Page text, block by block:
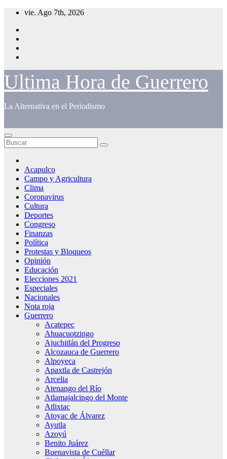
Saltar
contenido
vie. Ago 7th, 2026
Ultima Hora de Guerrero
La Alternativa en el Periodismo
Acapulco
Campo y Agricultura
Clima
Coronavirus
Cultura
Deportes
Congreso
Finanzas
Política
Protestas y Bloqueos
Opinión
Educación
Elecciones 2021
Especiales
Nacionales
Nota roja
Guerrero
Acatepec
Ahuacuotzingo
Ajuchitlán del Progreso
Alcozauca de Guerrero
Alpoyeca
Apaxtla de Castrejón
Arcelia
Atenango del Río
Atlamajalcingo del Monte
Atlixtac
Atoyac de Álvarez
Ayutla
Azoyú
Benito Juárez
Buenavista de Cuéllar